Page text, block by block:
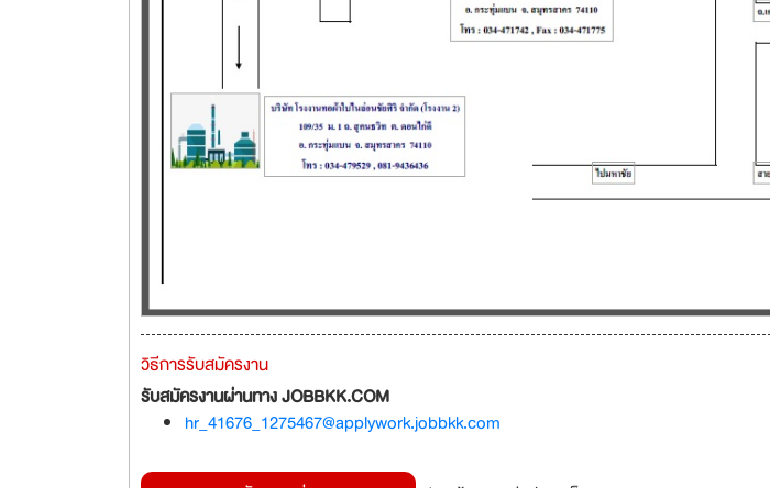
วิธีการรับสมัครงาน
รับสมัครงานผ่านทาง JOBBKK.COM
hr_41676_1275467@applywork.jobbkk.com